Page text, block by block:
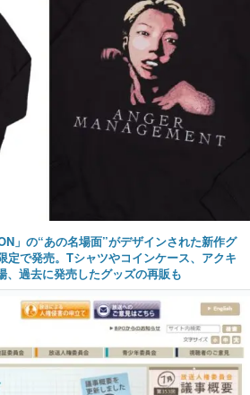
」の“あの名場面”がデザインされた新作グ
定で発売。Tシャツやコインケース、アクキ
、過去に発売したグッズの再販も